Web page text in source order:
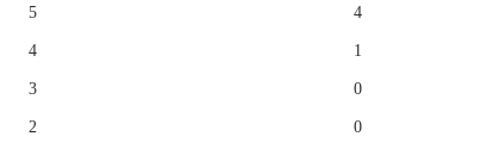
5 4
4 1
3 0
2 0